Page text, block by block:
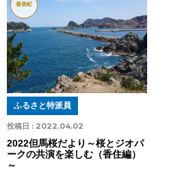
香美町
投稿日 : 2022.04.02
ふるさと特派員
2022但馬桜だより～桜とジオパ
ークの共演を楽しむ（香住編）
～